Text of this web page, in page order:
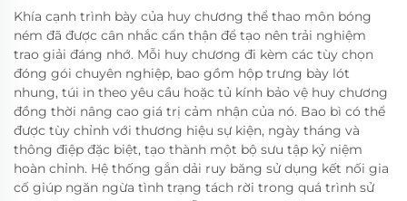
Khía cạnh trình bày của huy chương thể thao môn bóng
ném đã được cân nhắc cẩn thận để tạo nên trải nghiệm
trao giải đáng nhớ. Mỗi huy chương đi kèm các tùy chọn
đóng gói chuyên nghiệp, bao gồm hộp trưng bày lót
nhung, túi in theo yêu cầu hoặc tủ kính bảo vệ huy chương
đồng thời nâng cao giá trị cảm nhận của nó. Bao bì có thể
được tùy chỉnh với thương hiệu sự kiện, ngày tháng và
thông điệp đặc biệt, tạo thành một bộ sưu tập kỷ niệm
hoàn chỉnh. Hệ thống gắn dải ruy băng sử dụng kết nối gia
cố giúp ngăn ngừa tình trạng tách rời trong quá trình sử